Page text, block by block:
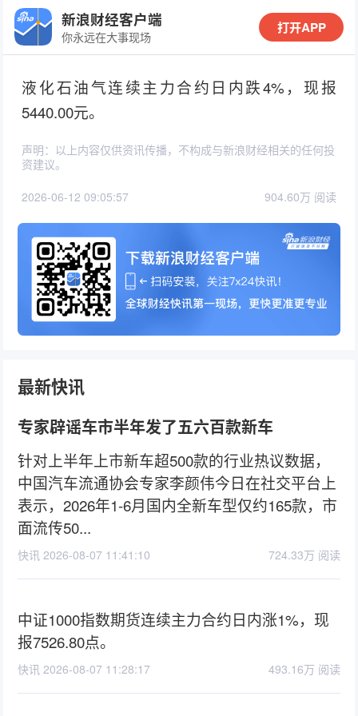
新浪财经客户端
你永远在大事现场
打开APP
液化石油气连续主力合约日内跌4%，现报
5440.00元。
声明：以上内容仅供资讯传播，不构成与新浪财经相关的任何投
资建议。
2026-06-12 09:05:57 904.60万 阅读
最新快讯
专家辟谣车市半年发了五六百款新车
针对上半年上市新车超500款的行业热议数据，
中国汽车流通协会专家李颜伟今日在社交平台上
表示，2026年1-6月国内全新车型仅约165款，市
面流传50...
快讯 2026-08-07 11:41:10 724.33万 阅读
中证1000指数期货连续主力合约日内涨1%，现
报7526.80点。
快讯 2026-08-07 11:28:17 493.16万 阅读